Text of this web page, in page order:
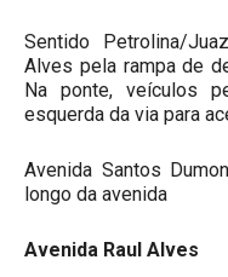
Sentido Petrolina/
Alves pela rampa de
Na ponte, veículos
esquerda da via para
Avenida Santos
longo da avenida
Avenida Raul Alves